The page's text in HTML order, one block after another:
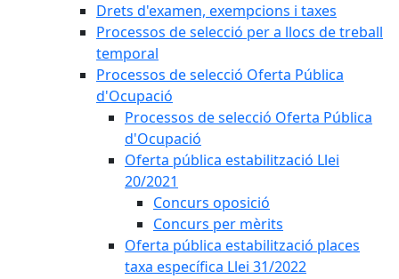
Drets d'examen, exempcions i taxes
Processos de selecció per a llocs de treball
temporal
Processos de selecció Oferta Pública
d'Ocupació
Processos de selecció Oferta Pública
d'Ocupació
Oferta pública estabilització Llei
20/2021
Concurs oposició
Concurs per mèrits
Oferta pública estabilització places
taxa específica Llei 31/2022